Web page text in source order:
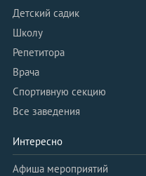
Детский садик
Школу
Репетитора
Врача
Спортивную секцию
Все заведения
Интересно
Афиша мероприятий